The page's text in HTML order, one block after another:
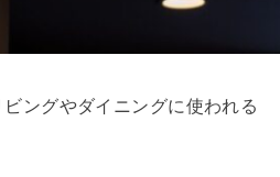
ングやダイニングに使われる